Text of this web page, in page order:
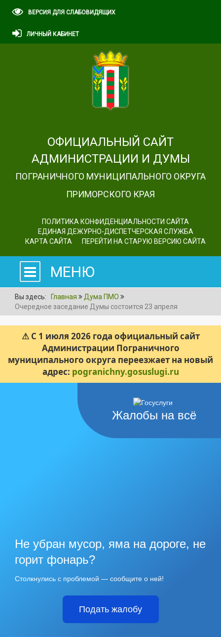
ВЕРСИЯ ДЛЯ СЛАБОВИДЯЩИХ
ЛИЧНЫЙ КАБИНЕТ
ОФИЦИАЛЬНЫЙ САЙТ
АДМИНИСТРАЦИИ И ДУМЫ
ПОГРАНИЧНОГО МУНИЦИПАЛЬНОГО ОКРУГА
ПРИМОРСКОГО КРАЯ
ПОЛИТИКА КОНФИДЕНЦИАЛЬНОСТИ САЙТА
ЕДИНАЯ ДЕЖУРНО-ДИСПЕТЧЕРСКАЯ СЛУЖБА
КАРТА САЙТА
ПЕРЕЙТИ НА СТАРУЮ ВЕРСИЮ САЙТА
МЕНЮ
Вы здесь: Главная
Дума ПМО
Очередное заседание Думы состоится 23 апреля
⚠ С 1 июля 2026 года официальный сайт
Администрации Пограничного
муниципального округа переезжает на новый
адрес: pogranichny.gosuslugi.ru
Жалобы на всё
Не убран мусор, яма на дороге, не
горит фонарь?
Столкнулись с проблемой — сообщите о ней!
Подать жалобу